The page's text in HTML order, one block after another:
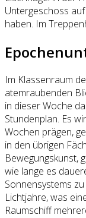
Untergeschoss
haben. Im
Im Klassenraum
atemraubenden
in dieser Woche
Stundenplan. Es
Wochen prägen,
in den übrigen
Bewegungskunst,
wie lange es
Sonnensystems
Lichtjahre, was
Raumschiff